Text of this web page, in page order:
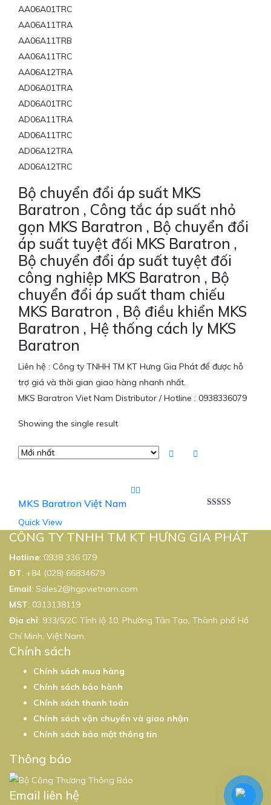
AA06A01TRC
AA06A11TRA
AA06A11TRB
AA06A11TRC
AA06A12TRA
AD06A01TRA
AD06A01TRC
AD06A11TRA
AD06A11TRC
AD06A12TRA
AD06A12TRC
Bộ chuyển đổi áp suất MKS
Baratron , Công tắc áp suất nhỏ
gọn MKS Baratron , Bộ chuyển đổi
áp suất tuyệt đối MKS Baratron ,
Bộ chuyển đổi áp suất tuyệt đối
công nghiệp MKS Baratron , Bộ
chuyển đổi áp suất tham chiếu
MKS Baratron , Bộ điều khiển MKS
Baratron , Hệ thống cách ly MKS
Baratron
Liên hệ : Công ty TNHH TM KT Hưng Gia Phát để được hỗ
trợ giá và thời gian giao hàng nhanh nhất.
MKS Baratron Viet Nam Distributor / Hotline : 0938336079
Showing the single result
sao
MKS Baratron Việt Nam
Quick View
CÔNG TY TNHH TM KT HƯNG GIA PHÁT
Hotline: 0938 336 079
ĐT: +84 (028) 66834679
Email: Sales2@hgpvietnam.com
MST: 0313138119
Địa chỉ: 933/5/2C Tỉnh lộ 10, Phường Tân Tạo, Thành phố Hồ
Chí Minh, Việt Nam.
Chính sách
Chính sách mua hàng
Chính sách bảo hành
Chính sách thanh toán
Chính sách vận chuyển và giao nhận
Chính sách bảo mật thông tin
Thông báo
Email liên hệ